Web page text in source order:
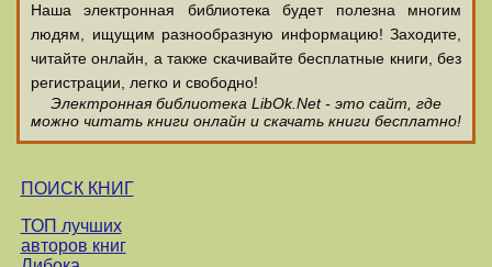
Наша электронная библиотека будет полезна многим
людям, ищущим разнообразную информацию! Заходите,
читайте онлайн, а также скачивайте бесплатные книги, без
регистрации, легко и свободно!
Электронная библиотека LibOk.Net - это сайт, где
можно читать книги онлайн и скачать книги бесплатно!
ПОИСК КНИГ
ТОП лучших
авторов книг